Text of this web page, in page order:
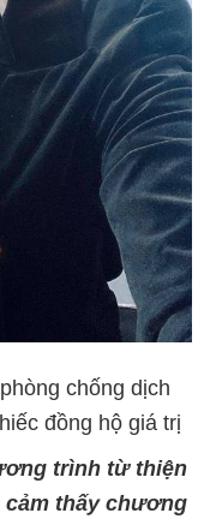
chống dịch
đồng hộ giá trị
trình từ thiện
cảm thấy chương